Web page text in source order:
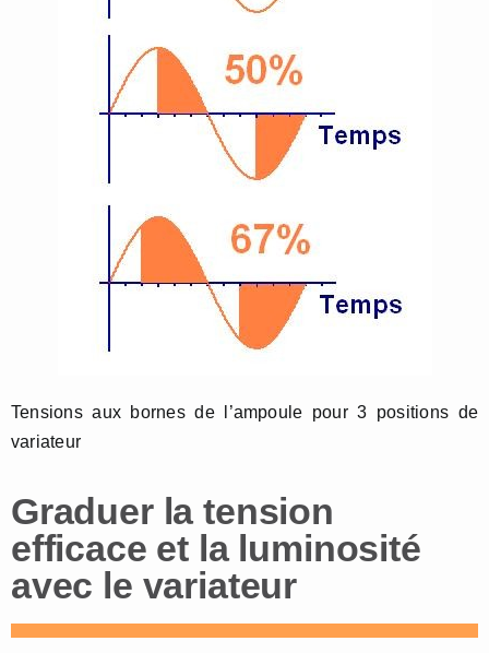
Tensions aux bornes de l’ampoule pour 3 positions de
variateur
Graduer la tension
efficace et la luminosité
avec le variateur